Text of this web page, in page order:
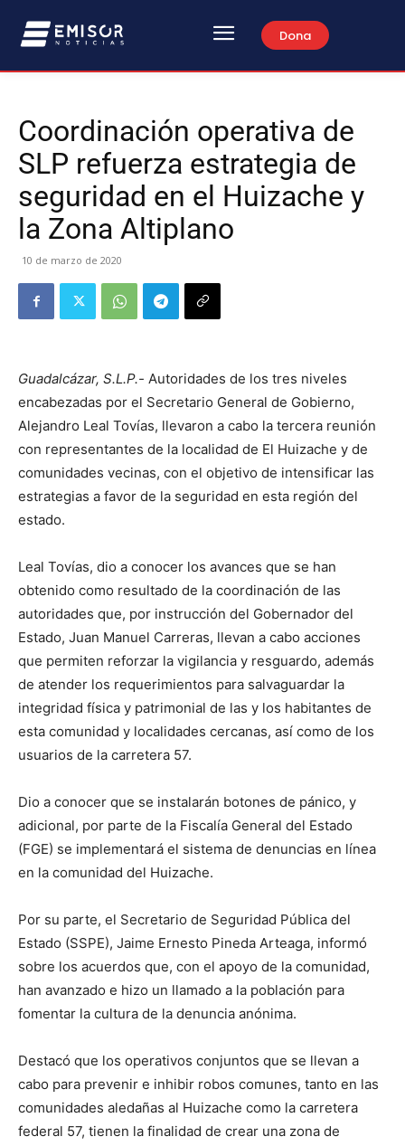
Dona
Coordinación operativa de
SLP refuerza estrategia de
seguridad en el Huizache y
la Zona Altiplano
10 de marzo de 2020
Guadalcázar, S.L.P.- Autoridades de los tres niveles
encabezadas por el Secretario General de Gobierno,
Alejandro Leal Tovías, llevaron a cabo la tercera reunión
con representantes de la localidad de El Huizache y de
comunidades vecinas, con el objetivo de intensificar las
estrategias a favor de la seguridad en esta región del
estado.
Leal Tovías, dio a conocer los avances que se han
obtenido como resultado de la coordinación de las
autoridades que, por instrucción del Gobernador del
Estado, Juan Manuel Carreras, llevan a cabo acciones
que permiten reforzar la vigilancia y resguardo, además
de atender los requerimientos para salvaguardar la
integridad física y patrimonial de las y los habitantes de
esta comunidad y localidades cercanas, así como de los
usuarios de la carretera 57.
Dio a conocer que se instalarán botones de pánico, y
adicional, por parte de la Fiscalía General del Estado
(FGE) se implementará el sistema de denuncias en línea
en la comunidad del Huizache.
Por su parte, el Secretario de Seguridad Pública del
Estado (SSPE), Jaime Ernesto Pineda Arteaga, informó
sobre los acuerdos que, con el apoyo de la comunidad,
han avanzado e hizo un llamado a la población para
fomentar la cultura de la denuncia anónima.
Destacó que los operativos conjuntos que se llevan a
cabo para prevenir e inhibir robos comunes, tanto en las
comunidades aledañas al Huizache como la carretera
federal 57, tienen la finalidad de crear una zona de